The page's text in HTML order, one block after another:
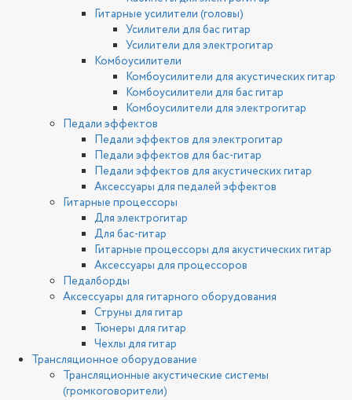
Гитарные усилители (головы)
Усилители для бас гитар
Усилители для электрогитар
Комбоусилители
Комбоусилители для акустических гитар
Комбоусилители для бас гитар
Комбоусилители для электрогитар
Педали эффектов
Педали эффектов для электрогитар
Педали эффектов для бас-гитар
Педали эффектов для акустических гитар
Аксессуары для педалей эффектов
Гитарные процессоры
Для электрогитар
Для бас-гитар
Гитарные процессоры для акустических гитар
Аксессуары для процессоров
Педалборды
Аксессуары для гитарного оборудования
Струны для гитар
Тюнеры для гитар
Чехлы для гитар
Трансляционное оборудование
Трансляционные акустические системы
(громкоговорители)